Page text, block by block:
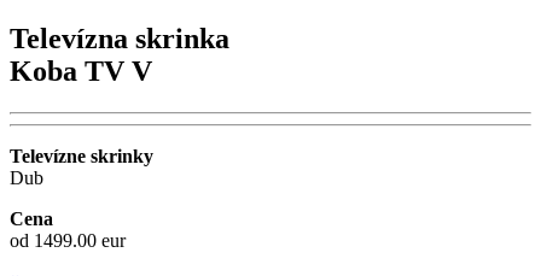
Televízna skrinka
Koba TV V
Televízne skrinky
Dub
Cena
od 1499.00 eur